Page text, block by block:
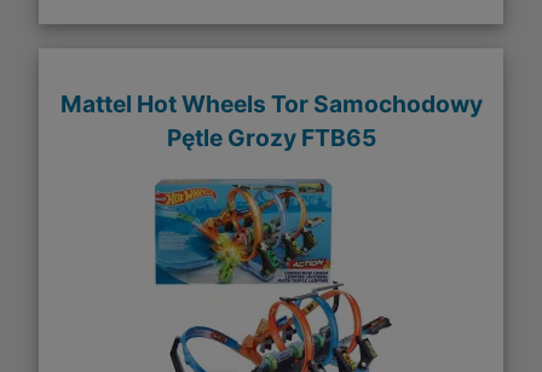
Mattel Hot Wheels Tor Samochodowy
Pętle Grozy FTB65